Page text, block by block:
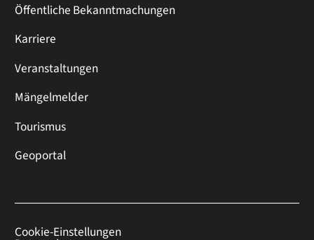
Öffentliche Bekanntmachungen
Karriere
Veranstaltungen
Mängelmelder
Tourismus
Geoportal
Cookie-Einstellungen